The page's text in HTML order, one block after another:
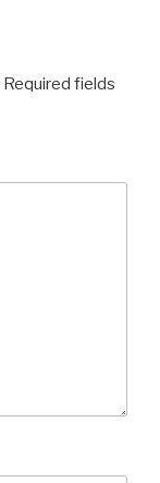
Required fields